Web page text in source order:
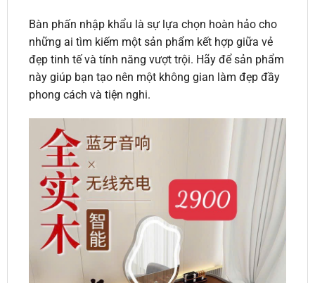
Bàn phấn nhập khẩu là sự lựa chọn hoàn hảo cho
những ai tìm kiếm một sản phẩm kết hợp giữa vẻ
đẹp tinh tế và tính năng vượt trội. Hãy để sản phẩm
này giúp bạn tạo nên một không gian làm đẹp đầy
phong cách và tiện nghi.